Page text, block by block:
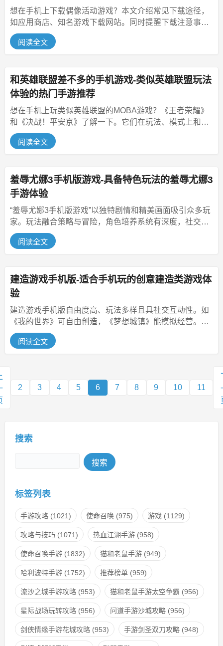
想在手机上下载偶像活动游戏？本文介绍常见下载途径，
如应用商店、知名游戏下载网站。同时提醒下载注意事
项，包括检查存储空间、保证网络...
阅读全文
和英雄联盟差不多的手机游戏-类似英雄联盟玩法
体验的热门手游推荐
想在手机上玩类似英雄联盟的MOBA游戏？《王者荣耀》
和《决战！平安京》了解一下。它们在玩法、模式上和英
雄联盟有相似之处，又各有特...
阅读全文
羞辱尤娜3手机版游戏-具备特色玩法的羞辱尤娜3
手游体验
“羞辱尤娜3手机版游戏”以独特剧情和精美画面吸引众多玩
家。玩法融合策略与冒险，角色培养系统有深度，社交互
动有趣。游戏不断发展优化...
阅读全文
建造游戏手机版-适合手机玩的创意建造类游戏体
验
建造游戏手机版自由度高、玩法多样且具社交互动性。如
《我的世界》可自由创造，《梦想城镇》能模拟经营。选
择时可从兴趣、难度节奏、画面...
阅读全文
2 3 4 5 6 7 8 9 10 11
搜索
标签列表
手游攻略(1021) 使命召唤(975) 游戏 (1129)
攻略与技巧(1071) 热血江湖手游(958)
使命召唤手游(1832) 猫和老鼠手游(949)
哈利波特手游(1752) 推荐榜单(959)
流沙之城手游攻略(953) 猫和老鼠手游太空争霸 (956)
星际战场玩转攻略(956) 问道手游沙城攻略(956)
剑侠情缘手游花城攻略(953) 手游剑圣双刀攻略(948)